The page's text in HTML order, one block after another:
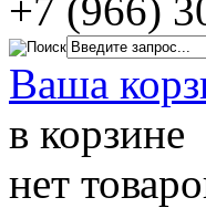
+7 (966)
Ваша
в корзине
нет